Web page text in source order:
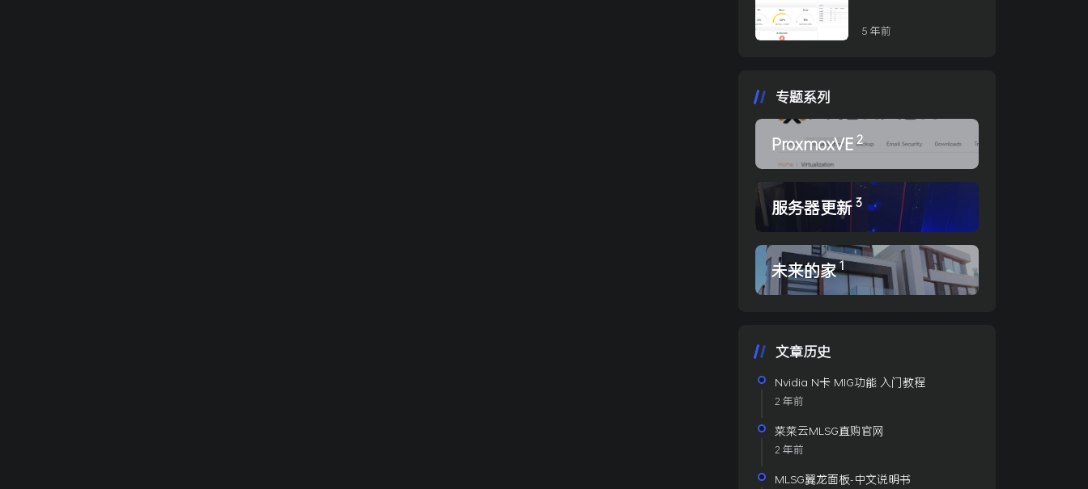
5 年前
专题系列
ProxmoxVE 2
服务器更新 3
未来的家 1
文章历史
Nvidia N卡 MIG功能 入门教程
2 年前
菜菜云MLSG直购官网
2 年前
MLSG翼龙面板-中文说明书